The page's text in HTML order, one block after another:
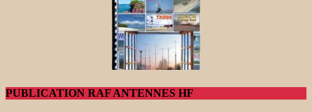
PUBLICATION RAF ANTENNES HF